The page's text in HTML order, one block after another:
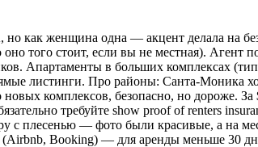
но как женщина одна — акцент делала на
того стоит, если вы не местная).
Апартаменты в больших комплексах
листинги. Про районы: Санта-Моника
комплексов, безопасно, но дороже.
требуйте show proof of renters
с плесенью — фото были красивые, а на
(Airbnb, Booking) — для аренды меньше 30